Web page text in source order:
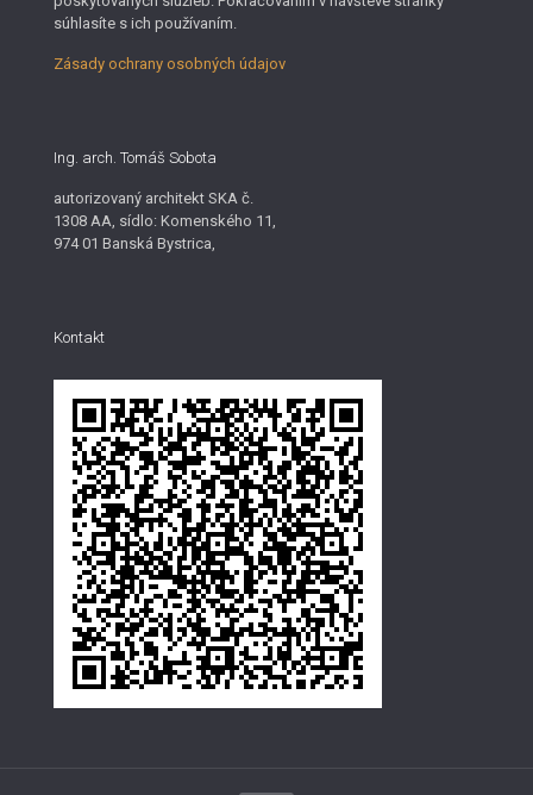
súhlasíte s ich používaním.
Zásady ochrany osobných údajov
Ing. arch. Tomáš Sobota
autorizovaný architekt SKA č.
1308 AA, sídlo: Komenského 11,
974 01 Banská Bystrica,
Kontakt